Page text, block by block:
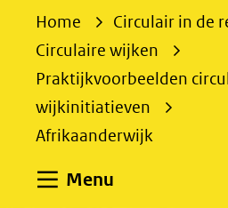
Home
Circulair in de
Circulaire wijken
Praktijkvoorbeelden
wijkinitiatieven
Afrikaanderwijk
Menu